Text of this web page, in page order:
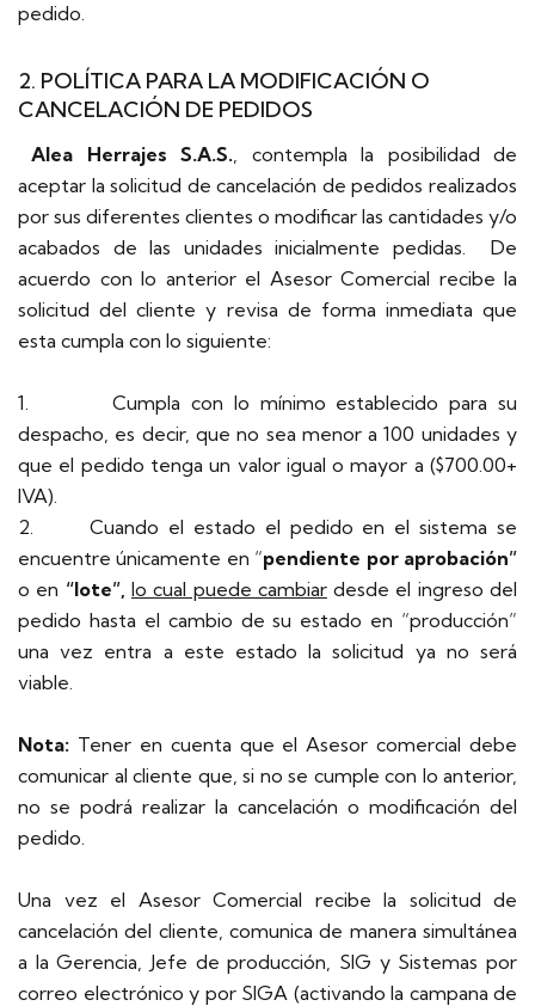
pedido.
2. POLÍTICA PARA LA MODIFICACIÓN O
CANCELACIÓN DE PEDIDOS
Alea Herrajes S.A.S., contempla la posibilidad de
aceptar la solicitud de cancelación de pedidos realizados
por sus diferentes clientes o modificar las cantidades y/o
acabados de las unidades inicialmente pedidas. De
acuerdo con lo anterior el Asesor Comercial recibe la
solicitud del cliente y revisa de forma inmediata que
esta cumpla con lo siguiente:
1. Cumpla con lo mínimo establecido para su
despacho, es decir, que no sea menor a 100 unidades y
que el pedido tenga un valor igual o mayor a ($700.00+
IVA).
2. Cuando el estado el pedido en el sistema se
encuentre únicamente en “pendiente por aprobación”
o en “lote”, lo cual puede cambiardesde el ingreso del
pedido hasta el cambio de su estado en “producción”
una vez entra a este estado la solicitud ya no será
viable.
Nota: Tener en cuenta que el Asesor comercial debe
comunicar al cliente que, si no se cumple con lo anterior,
no se podrá realizar la cancelación o modificación del
pedido.
Una vez el Asesor Comercial recibe la solicitud de
cancelación del cliente, comunica de manera simultánea
a la Gerencia, Jefe de producción, SIG y Sistemas por
correo electrónico y por SIGA (activando la campana de